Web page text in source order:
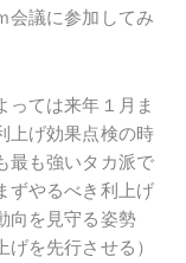
会議に参加してみ
っては来年１月ま
上げ効果点検の時
最も強いタカ派で
ずやるべき利上げ
向を見守る姿勢
を先行させる）